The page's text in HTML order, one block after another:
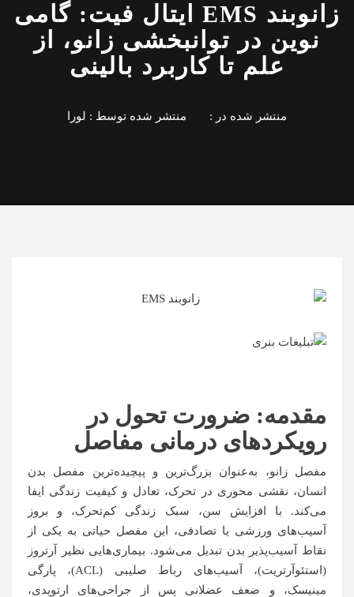
زانوبند EMS ایتال فیت: گامی
نوین در توانبخشی زانو، از
علم تا کاربرد بالینی
منتشر شده در : منتشر شده توسط : لورا
مقدمه: ضرورت تحول در
رویکردهای درمانی مفاصل
مفصل زانو، به‌عنوان بزرگ‌ترین و پیچیده‌ترین مفصل بدن
انسان، نقشی محوری در تحرک، تعادل و کیفیت زندگی ایفا
می‌کند. با افزایش سن، سبک زندگی کم‌تحرک، و بروز
آسیب‌های ورزشی یا تصادفی، این مفصل حیاتی به یکی از
نقاط آسیب‌پذیر بدن تبدیل می‌شود. بیماری‌هایی نظیر آرتروز
(استئوآرتریت)، آسیب‌های رباط صلیبی (ACL)، پارگی
مینیسک، و ضعف عضلانی پس از جراحی‌های ارتوپدی،